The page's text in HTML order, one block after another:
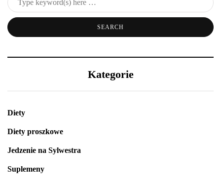
Kategorie
Diety
Diety proszkowe
Jedzenie na Sylwestra
Suplemeny